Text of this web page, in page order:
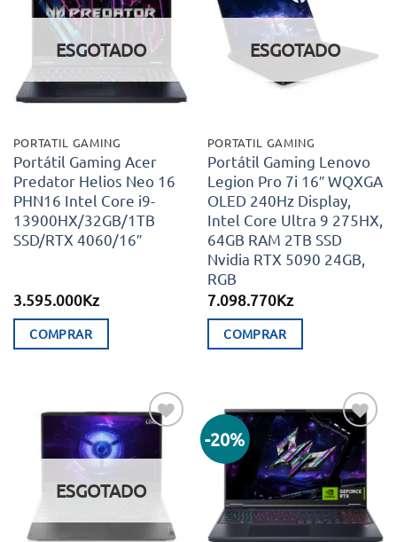
aos meus
desejos
ESGOTADO
PORTATIL GAMING
Portátil Gaming Acer
Predator Helios Neo 16
PHN16 Intel Core i9-
13900HX/32GB/1TB
SSD/RTX 4060/16″
3.595.000Kz
COMPRAR
ESGOTADO
PORTATIL GAMING
Portátil Gaming Lenovo
Legion Pro 7i 16″ WQXGA
OLED 240Hz Display,
Intel Core Ultra 9 275HX,
64GB RAM 2TB SSD
Nvidia RTX 5090 24GB,
RGB
7.098.770Kz
COMPRAR
Adicionar
aos meus
ESGOTADO
-20%
Adicionar
aos meus
desejos